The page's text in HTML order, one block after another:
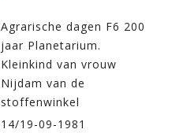
Agrarische dagen F6 200
jaar Planetarium.
Kleinkind van vrouw
Nijdam van de
stoffenwinkel
14/19-09-1981